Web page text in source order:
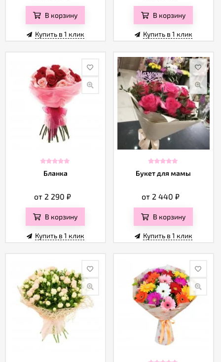
В корзину
Купить в 1 клик
В корзину
Купить в 1 клик
Бланка
от 2 290 ₽
В корзину
Купить в 1 клик
Букет для мамы
от 2 440 ₽
В корзину
Купить в 1 клик